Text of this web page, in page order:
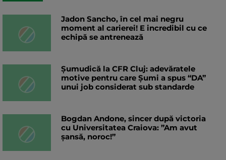
Jadon Sancho, în cel mai negru
moment al carierei! E incredibil cu ce
echipă se antrenează
Șumudică la CFR Cluj: adevăratele
motive pentru care Șumi a spus “DA”
unui job considerat sub standarde
Bogdan Andone, sincer după victoria
cu Universitatea Craiova: ”Am avut
șansă, noroc!”